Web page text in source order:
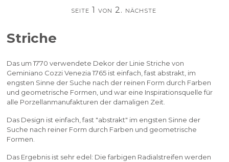
seite 1 von 2. nächste
Striche
Das um 1770 verwendete Dekor der Linie Striche von
Geminiano Cozzi Venezia 1765 ist einfach, fast abstrakt, im
engsten Sinne der Suche nach der reinen Form durch Farben
und geometrische Formen, und war eine Inspirationsquelle für
alle Porzellanmanufakturen der damaligen Zeit.
Das Design ist einfach, fast "abstrakt" im engsten Sinne der
Suche nach reiner Form durch Farben und geometrische
Formen.
Das Ergebnis ist sehr edel: Die farbigen Radialstreifen werden